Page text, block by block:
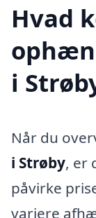
Hvad
i
Når du
i Strøby, er
påvirke
variere